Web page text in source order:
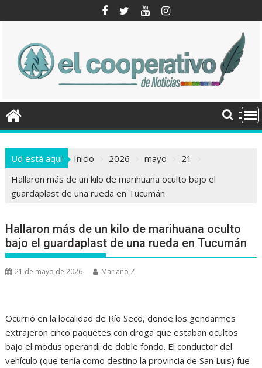
al
Ud está aquí Inicio 2026 mayo
21
Hallaron más de un kilo de marihuana oculto bajo el
guardaplast de una rueda en Tucumán
Hallaron más de un kilo de marihuana oculto
bajo el guardaplast de una rueda en Tucumán
21 de mayo de 2026 Mariano Z
Ocurrió en la localidad de Río Seco, donde los gendarmes
extrajeron cinco paquetes con droga que estaban ocultos
bajo el modus operandi de doble fondo. El conductor del
vehículo (que tenía como destino la provincia de San Luis) fue